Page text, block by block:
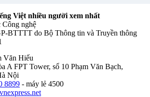
Việt nhiều người xem nhất
nghệ
BTTTT do Bộ Thông tin và Truyền thông
Văn Hiếu
A FPT Tower, số 10 Phạm Văn Bạch,
Nội
8899 - máy lẻ 4500